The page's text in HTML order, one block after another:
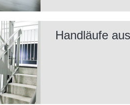
Handläufe